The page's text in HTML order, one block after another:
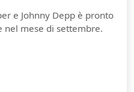
e Johnny Depp è pronto
nel mese di settembre.